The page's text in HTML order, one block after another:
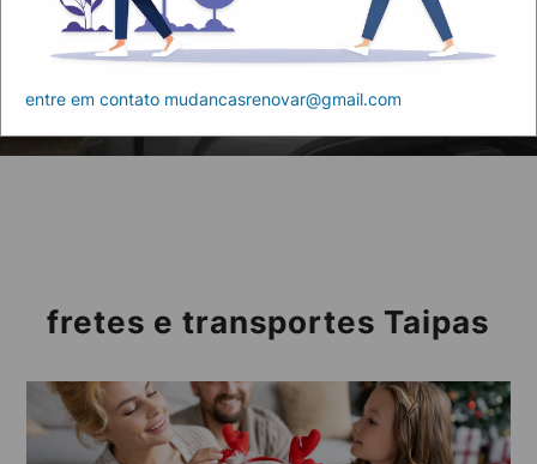
fretes e transportes Taipas
Artigos
fretes e transportes
fretes e transportes Taipas
entre em contato mudancasrenovar@gmail.com